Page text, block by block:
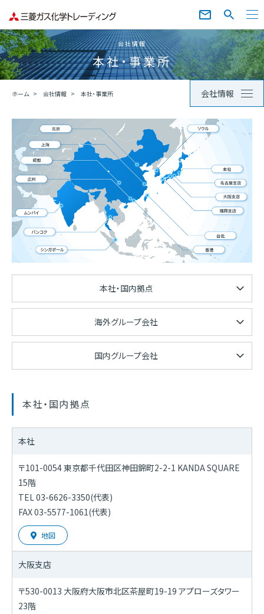
会社情報
本社・事業所
ホーム 会社情報 本社・事業所 会社情報
本社・国内拠点
海外グループ会社
国内グループ会社
本社・国内拠点
本社
〒101-0054 東京都千代田区神田錦町2-2-1 KANDA SQUARE
15階
TEL 03-6626-3350(代表)
FAX 03-5577-1061(代表)
地図
大阪支店
〒530-0013 大阪府大阪市北区茶屋町19-19 アプローズタワー
23階